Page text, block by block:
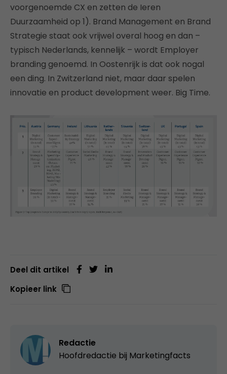
voorgenoemde CX en zetten de Ieren
Duurzaamheid op 1). Brand Management en Brand
Strategie staat ook vrijwel overal hoog en dan –
typisch Nederlands, kennelijk – wordt Employer
branding genoemd. In Oostenrijk is dat ook nogal
een ding. In Zwitzerland niet, maar daar spelen
innovatie en product development weer. Big Time.
Deel dit artikel
Kopieer link
Redactie
Hoofdredactie bij Marketingfacts